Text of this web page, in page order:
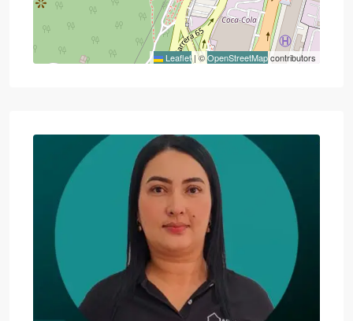
Leaflet |©OpenStreetMapcontributors